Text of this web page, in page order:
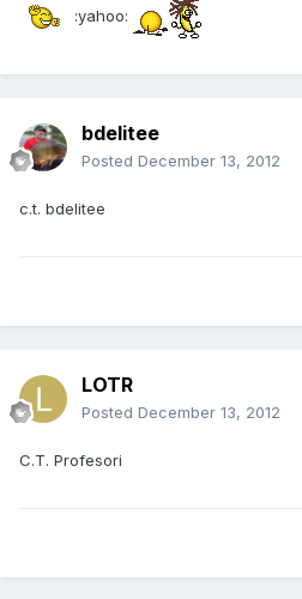
:yahoo:
bdelitee
Posted December 13, 2012
c.t. bdelitee
LOTR
Posted December 13, 2012
C.T. Profesori